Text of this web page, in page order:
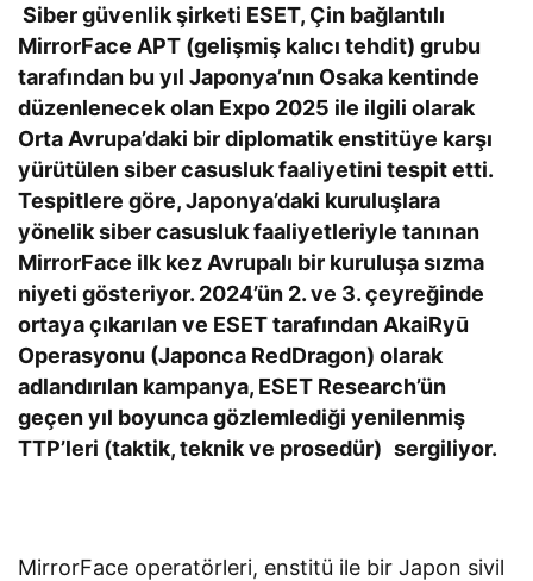
Siber güvenlik şirketi ESET, Çin bağlantılı
MirrorFace APT (gelişmiş kalıcı tehdit) grubu
tarafından bu yıl Japonya’nın Osaka kentinde
düzenlenecek olan Expo 2025 ile ilgili olarak
Orta Avrupa’daki bir diplomatik enstitüye karşı
yürütülen siber casusluk faaliyetini tespit etti.
Tespitlere göre, Japonya’daki kuruluşlara
yönelik siber casusluk faaliyetleriyle tanınan
MirrorFace ilk kez Avrupalı bir kuruluşa sızma
niyeti gösteriyor. 2024’ün 2. ve 3. çeyreğinde
ortaya çıkarılan ve ESET tarafından AkaiRyū
Operasyonu (Japonca RedDragon) olarak
adlandırılan kampanya, ESET Research’ün
geçen yıl boyunca gözlemlediği yenilenmiş
TTP’leri (taktik, teknik ve prosedür) sergiliyor.
MirrorFace operatörleri, enstitü ile bir Japon sivil